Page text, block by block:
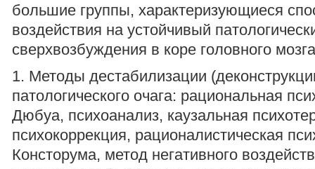
большие группы, характеризующиеся
воздействия на устойчивый
сверхвозбуждения в коре головного
1. Методы дестабилизации
патологического очага: рациональная
Дюбуа, психоанализ, каузальная
психокоррекция, рационалистическая
Консторума, метод негативного